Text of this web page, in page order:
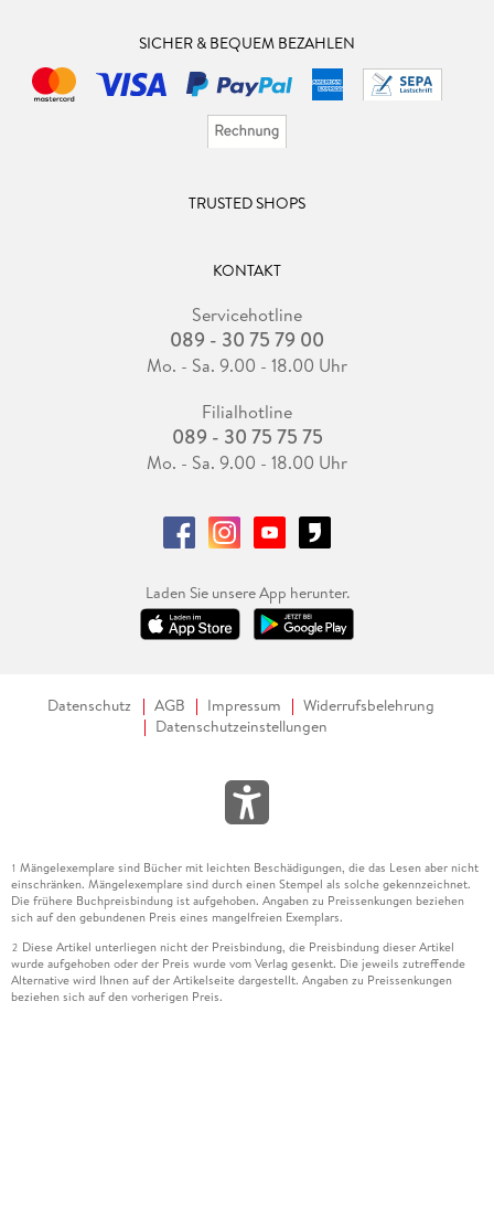
SICHER & BEQUEM BEZAHLEN
TRUSTED SHOPS
KONTAKT
Servicehotline
089 - 30 75 79 00
Mo. - Sa. 9.00 - 18.00 Uhr
Filialhotline
089 - 30 75 75 75
Mo. - Sa. 9.00 - 18.00 Uhr
Laden Sie unsere App herunter.
Datenschutz AGB Impressum
Widerrufsbelehrung
Datenschutzeinstellungen
1 Mängelexemplare sind Bücher mit leichten Beschädigungen, die das Lesen aber nicht
einschränken. Mängelexemplare sind durch einen Stempel als solche gekennzeichnet.
Die frühere Buchpreisbindung ist aufgehoben. Angaben zu Preissenkungen beziehen
sich auf den gebundenen Preis eines mangelfreien Exemplars.
2 Diese Artikel unterliegen nicht der Preisbindung, die Preisbindung dieser Artikel
wurde aufgehoben oder der Preis wurde vom Verlag gesenkt. Die jeweils zutreffende
Alternative wird Ihnen auf der Artikelseite dargestellt. Angaben zu Preissenkungen
beziehen sich auf den vorherigen Preis.